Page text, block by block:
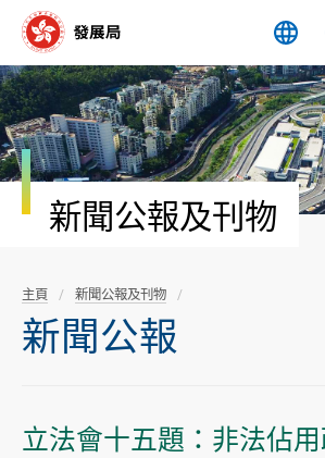
容
開
始
新聞公報及刊物
主頁 新聞公報及刊物
新聞公報
立法會十五題：非法佔